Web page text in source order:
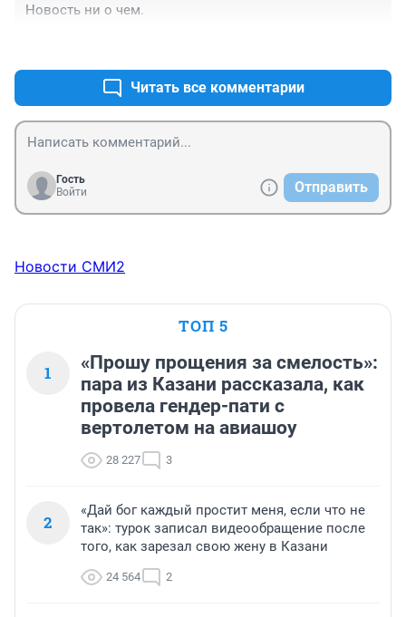
Новость ни о чем.
Читать все комментарии
Гость
Войти
Отправить
Новости СМИ2
ТОП 5
1
«Прошу прощения за смелость»:
пара из Казани рассказала, как
провела гендер-пати с
вертолетом на авиашоу
28 227 3
2
«Дай бог каждый простит меня, если что не
так»: турок записал видеообращение после
того, как зарезал свою жену в Казани
24 564 2